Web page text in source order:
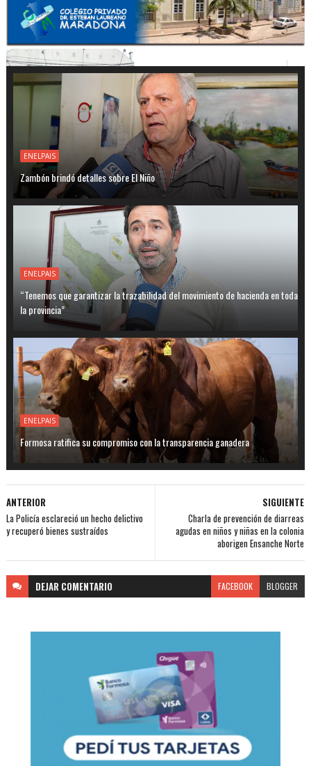
ENELPAIS
Zambón brindó detalles sobre El Niño
ENELPAIS
“Tenemos que garantizar la trazabilidad del movimiento de hacienda en toda
la provincia”
ENELPAIS
Formosa ratifica su compromiso con la transparencia ganadera
SIGUIENTE
Charla de prevención de diarreas
agudas en niños y niñas en la colonia
aborigen Ensanche Norte
ANTERIOR
La Policía esclareció un hecho delictivo
y recuperó bienes sustraídos
DEJAR COMENTARIO FACEBOOK BLOGGER